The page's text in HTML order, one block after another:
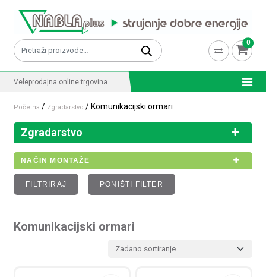
Pretraži: 0
Veleprodajna online trgovina
Početna / Zgradarstvo / Komunikacijski ormari
Zgradarstvo
NAČIN MONTAŽE
FILTRIRAJ PONIŠTI FILTER
Komunikacijski ormari